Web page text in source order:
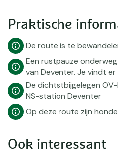
Praktische
De route is te
Een rustpauze
van Deventer. Je vindt
De dichtstbijgelegen
NS-station Deventer
Op deze route zijn
Ook interessant